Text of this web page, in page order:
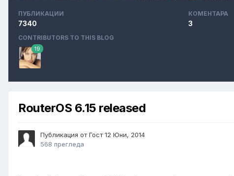
ПУБЛИКАЦИИ
7340
КОМЕНТАРА
3
CONTRIBUTORS TO THIS BLOG
19
RouterOS 6.15 released
Публикация от Гост12 Юни, 2014
568 прегледа